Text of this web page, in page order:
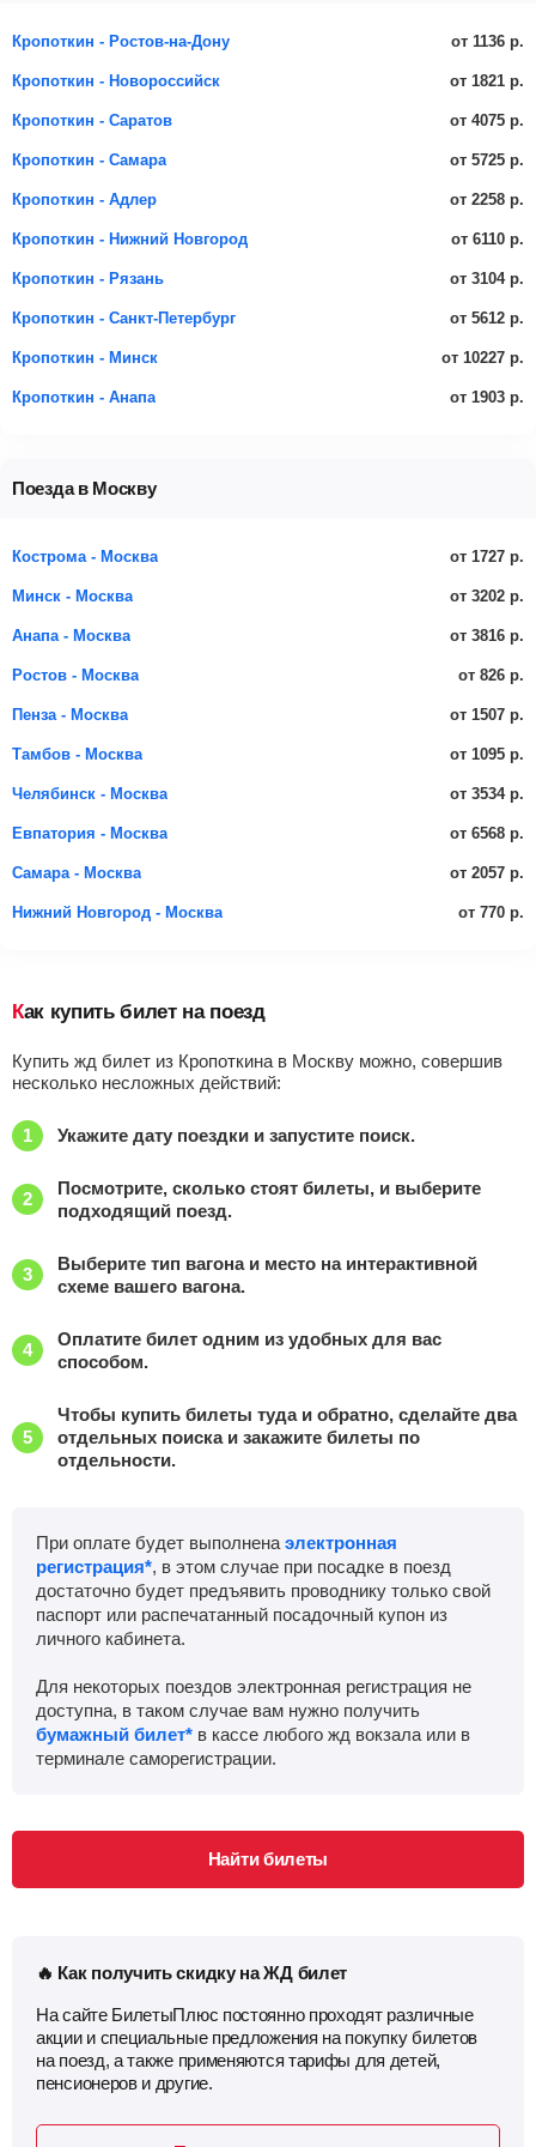
Кропоткин - Ростов-на-Дону от 1136 р.
Кропоткин - Новороссийск от 1821 р.
Кропоткин - Саратов от 4075 р.
Кропоткин - Самара от 5725 р.
Кропоткин - Адлер от 2258 р.
Кропоткин - Нижний Новгород от 6110 р.
Кропоткин - Рязань от 3104 р.
Кропоткин - Санкт-Петербург от 5612 р.
Кропоткин - Минск от 10227 р.
Кропоткин - Анапа от 1903 р.
Поезда в Москву
Кострома - Москва от 1727 р.
Минск - Москва от 3202 р.
Анапа - Москва от 3816 р.
Ростов - Москва от 826 р.
Пенза - Москва от 1507 р.
Тамбов - Москва от 1095 р.
Челябинск - Москва от 3534 р.
Евпатория - Москва от 6568 р.
Самара - Москва от 2057 р.
Нижний Новгород - Москва от 770 р.
Как купить билет на поезд
Купить жд билет из Кропоткина в Москву можно, совершив
несколько несложных действий:
Укажите дату поездки и запустите поиск.
Посмотрите, сколько стоят билеты, и выберите
подходящий поезд.
Выберите тип вагона и место на интерактивной
схеме вашего вагона.
Оплатите билет одним из удобных для вас
способом.
Чтобы купить билеты туда и обратно, сделайте два
отдельных поиска и закажите билеты по
отдельности.
При оплате будет выполнена электронная
регистрация*, в этом случае при посадке в поезд
достаточно будет предъявить проводнику только свой
паспорт или распечатанный посадочный купон из
личного кабинета.
Для некоторых поездов электронная регистрация не
доступна, в таком случае вам нужно получить
бумажный билет* в кассе любого жд вокзала или в
терминале саморегистрации.
Найти билеты
🔥 Как получить скидку на ЖД билет
На сайте БилетыПлюс постоянно проходят различные
акции и специальные предложения на покупку билетов
на поезд, а также применяются тарифы для детей,
пенсионеров и другие.